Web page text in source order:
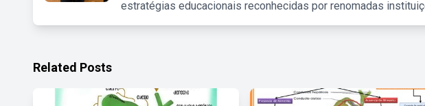
estratégias educacionais reconhecidas por renomadas
Related Posts